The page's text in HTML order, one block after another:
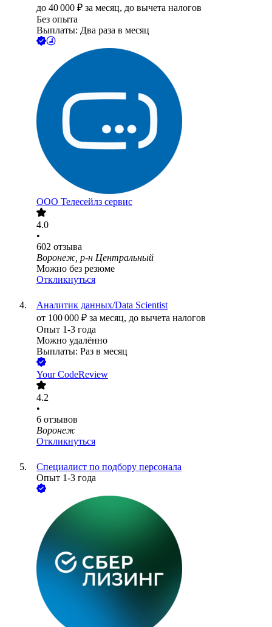
до 40 000 ₽ за месяц, до вычета налогов
Без опыта
Выплаты: Два раза в месяц
ООО Телесейлз сервис
4.0
•
602 отзыва
Воронеж, р-н Центральный
Можно без резюме
Откликнуться
Аналитик данных/Data Scientist
от 100 000 ₽ за месяц, до вычета налогов
Опыт 1-3 года
Можно удалённо
Выплаты: Раз в месяц
Your CodeReview
4.2
•
6 отзывов
Воронеж
Откликнуться
Специалист по подбору персонала
Опыт 1-3 года